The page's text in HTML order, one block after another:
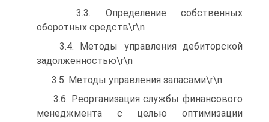
3.3. Определение собственных
оборотных средств\r\n
3.4. Методы управления дебиторской
задолженностью\r\n
3.5. Методы управления запасами\r\n
3.6. Реорганизация службы финансового
менеджмента с целью оптимизации